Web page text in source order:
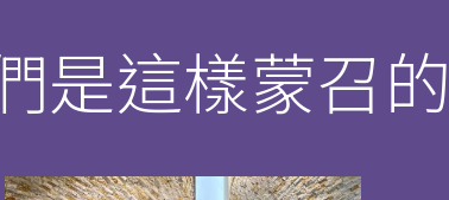
是這樣蒙召